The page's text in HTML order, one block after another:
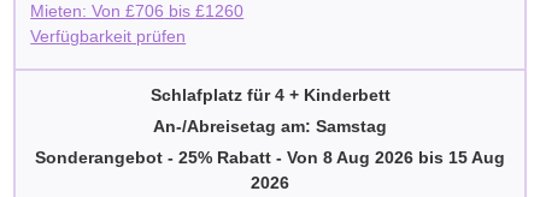
Mieten: Von£706 bis£1260
Verfügbarkeit prüfen
Schlafplatz für 4 + Kinderbett
An-/Abreisetag am: Samstag
Sonderangebot - 25% Rabatt - Von 8 Aug 2026 bis 15 Aug
2026